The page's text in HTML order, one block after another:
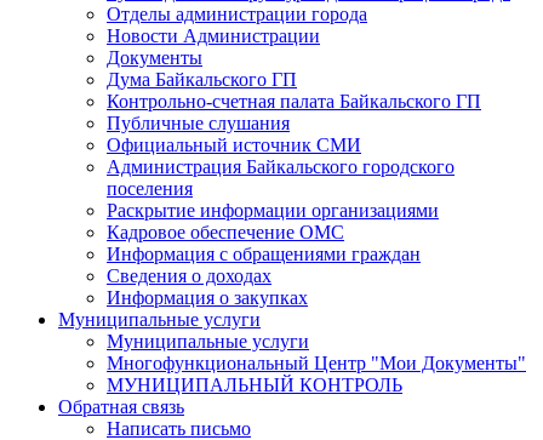
Отделы администрации города
Новости Администрации
Документы
Дума Байкальского ГП
Контрольно-счетная палата Байкальского ГП
Публичные слушания
Официальный источник СМИ
Администрация Байкальского городского
поселения
Раскрытие информации организациями
Кадровое обеспечение ОМС
Информация с обращениями граждан
Сведения о доходах
Информация о закупках
Муниципальные услуги
Муниципальные услуги
Многофункциональный Центр "Мои Документы"
МУНИЦИПАЛЬНЫЙ КОНТРОЛЬ
Обратная связь
Написать письмо